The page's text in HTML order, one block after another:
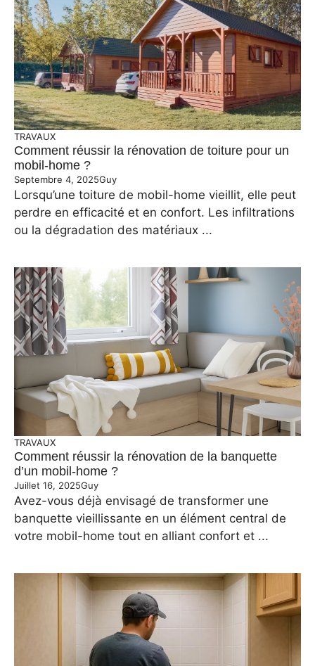
TRAVAUX
Comment réussir la rénovation de toiture pour un
mobil-home ?
Septembre 4, 2025Guy
Lorsqu’une toiture de mobil-home vieillit, elle peut
perdre en efficacité et en confort. Les infiltrations
ou la dégradation des matériaux ...
TRAVAUX
Comment réussir la rénovation de la banquette
d’un mobil-home ?
Juillet 16, 2025Guy
Avez-vous déjà envisagé de transformer une
banquette vieillissante en un élément central de
votre mobil-home tout en alliant confort et ...